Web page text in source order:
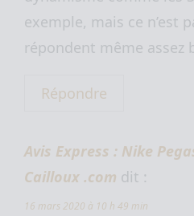
exemple, mais ce n’est
répondent même assez
Répondre
Avis Express : Nike
Cailloux .com dit :
16 mars 2020 à 10 h 49 min